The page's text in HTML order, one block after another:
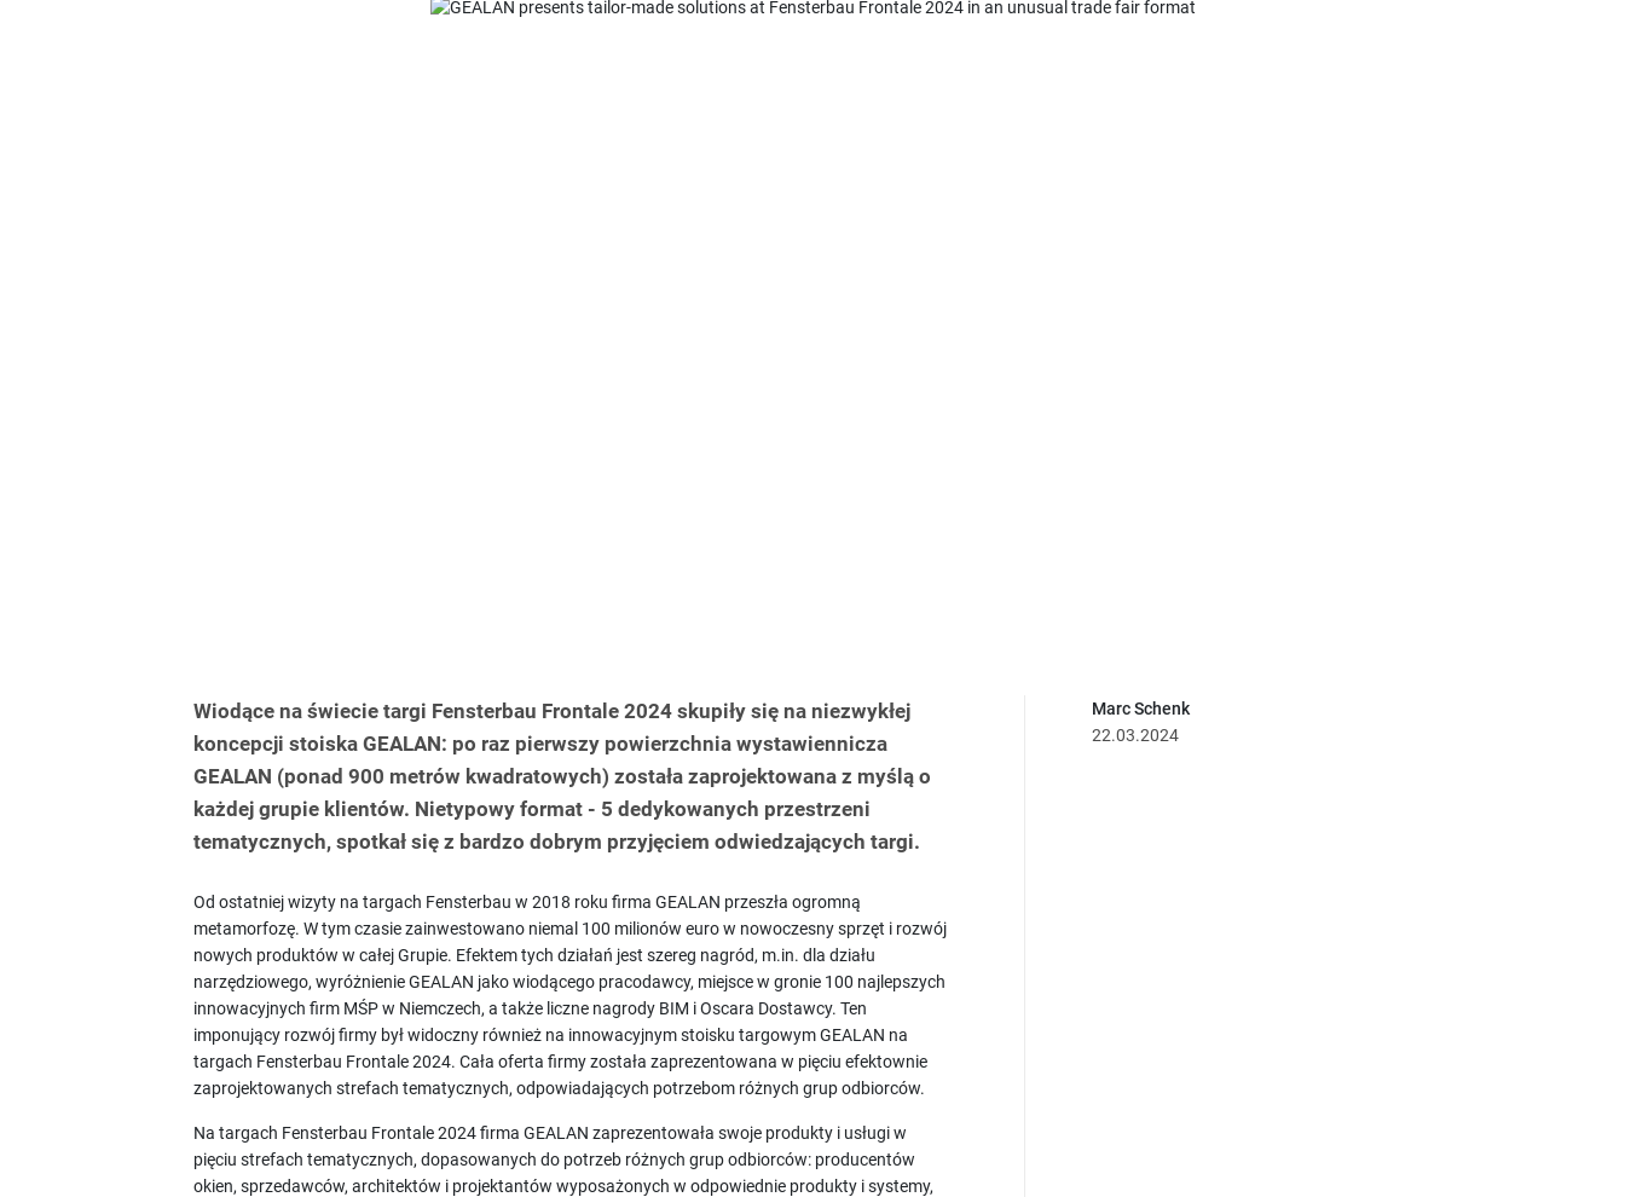
Wiodące na świecie targi Fensterbau Frontale 2024 skupiły się na niezwykłej
koncepcji stoiska GEALAN: po raz pierwszy powierzchnia wystawiennicza
GEALAN (ponad 900 metrów kwadratowych) została zaprojektowana z myślą o
każdej grupie klientów. Nietypowy format - 5 dedykowanych przestrzeni
tematycznych, spotkał się z bardzo dobrym przyjęciem odwiedzających targi.
Od ostatniej wizyty na targach Fensterbau w 2018 roku firma GEALAN przeszła ogromną
metamorfozę. W tym czasie zainwestowano niemal 100 milionów euro w nowoczesny sprzęt i rozwój
nowych produktów w całej Grupie. Efektem tych działań jest szereg nagród, m.in. dla działu
narzędziowego, wyróżnienie GEALAN jako wiodącego pracodawcy, miejsce w gronie 100 najlepszych
innowacyjnych firm MŚP w Niemczech, a także liczne nagrody BIM i Oscara Dostawcy. Ten
imponujący rozwój firmy był widoczny również na innowacyjnym stoisku targowym GEALAN na
targach Fensterbau Frontale 2024. Cała oferta firmy została zaprezentowana w pięciu efektownie
zaprojektowanych strefach tematycznych, odpowiadających potrzebom różnych grup odbiorców.
Na targach Fensterbau Frontale 2024 firma GEALAN zaprezentowała swoje produkty i usługi w
pięciu strefach tematycznych, dopasowanych do potrzeb różnych grup odbiorców: producentów
okien, sprzedawców, architektów i projektantów wyposażonych w odpowiednie produkty i systemy,
Marc Schenk
22.03.2024